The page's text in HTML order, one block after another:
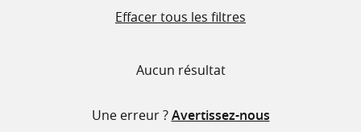
Effacer tous les filtres
Aucun résultat
Une erreur ?Avertissez-nous